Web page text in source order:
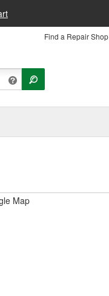
Find a Repair Shop